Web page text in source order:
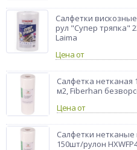
Салфетки
рул "Супер тряпка"
Laima
Цена от
Салфетка нетканая
м2, Fiberhan
Цена от
Салфетки нетканые
150шт/рулон